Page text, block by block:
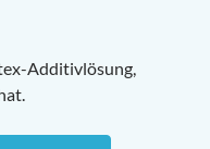
Additivlösung,